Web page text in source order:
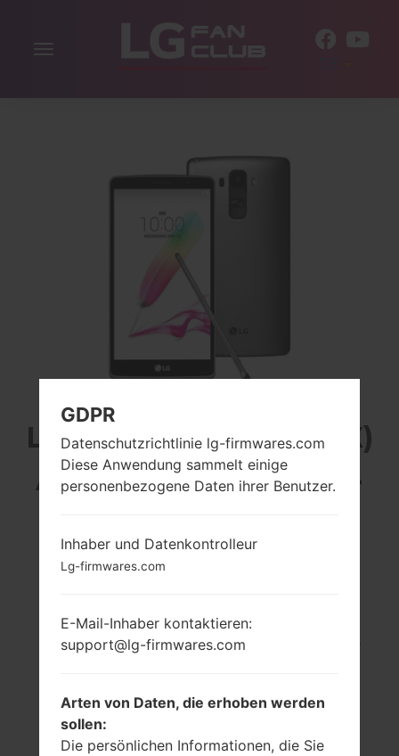
Navigation
LG H631MX (LGH631MX)
AUS DER LG G STYLO-
5.7 in (~73.3%
720 x 1280 Pixel
(~258 Dichte der
Pixel pro Zoll)
1.2 GHz Cortex-A53
Snapdragon 410
GDPR
Datenschutzrichtlinie lg-firmwares.com
Diese Anwendung sammelt einige
personenbezogene Daten ihrer Benutzer.
Inhaber und Datenkontrolleur
Lg-firmwares.com
E-Mail-Inhaber kontaktieren:
support@lg-firmwares.com
Arten von Daten, die erhoben werden
sollen:
Die persönlichen Informationen, die Sie